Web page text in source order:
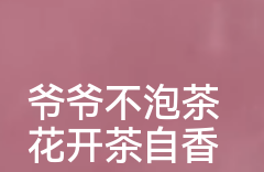
爷爷不泡茶
花开茶自香